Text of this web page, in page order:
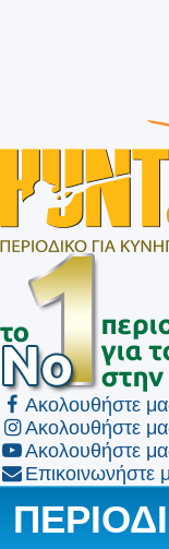
Ακολουθήστε
Ακολουθήστε
Ακολουθήστε
Επικοινωνήστε